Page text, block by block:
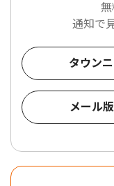
無
通知で
タウン
メール